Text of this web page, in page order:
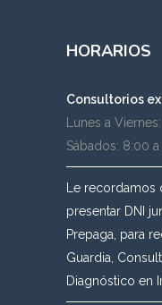
HORARIOS
Consultorios
Lunes a
Sábados: 8:00 a
Le recordamos
presentar DNI
Prepaga, para
Guardia,
Diagnóstico en